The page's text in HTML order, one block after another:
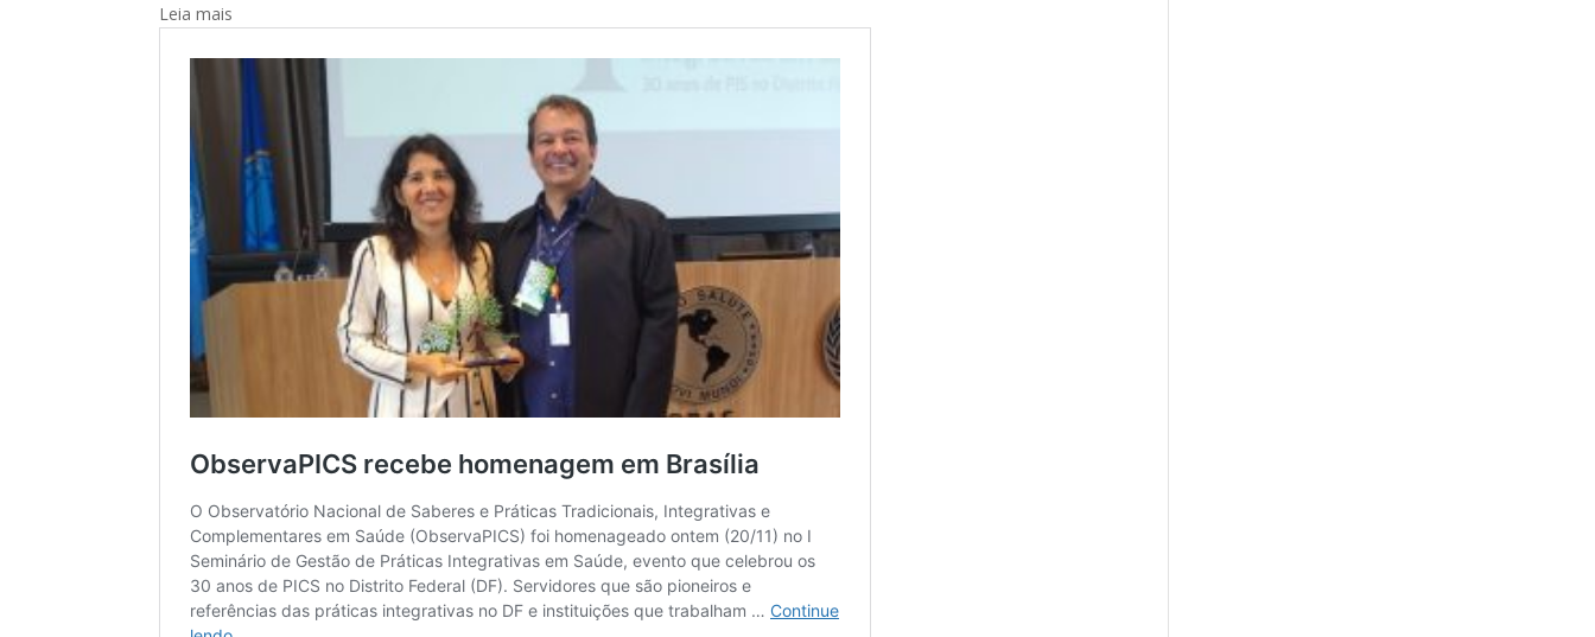
Leia mais